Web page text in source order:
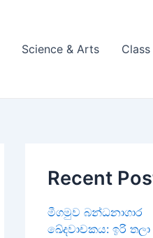
Science & Arts
Recent
මීගමුව බන්ධනාගාර
ඛේදවාචකය: ඉරි